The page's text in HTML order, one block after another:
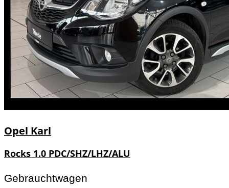
Opel Karl
Rocks 1.0 PDC/SHZ/LHZ/ALU
Gebrauchtwagen